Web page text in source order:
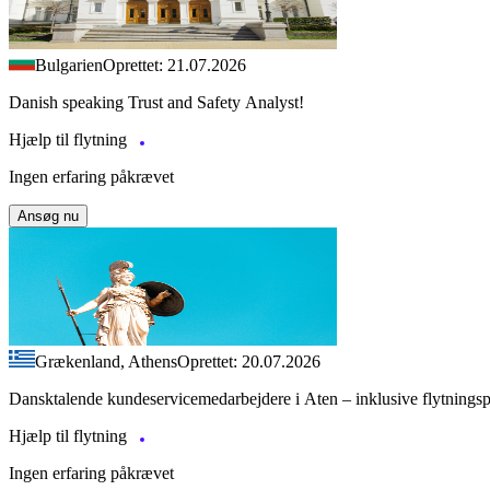
BulgarienOprettet: 21.07.2026
Danish speaking Trust and Safety Analyst!
Hjælp til flytning
Ingen erfaring påkrævet
Ansøg nu
Grækenland, AthensOprettet: 20.07.2026
Dansktalende kundeservicemedarbejdere i Aten – inklusive
Hjælp til flytning
Ingen erfaring påkrævet